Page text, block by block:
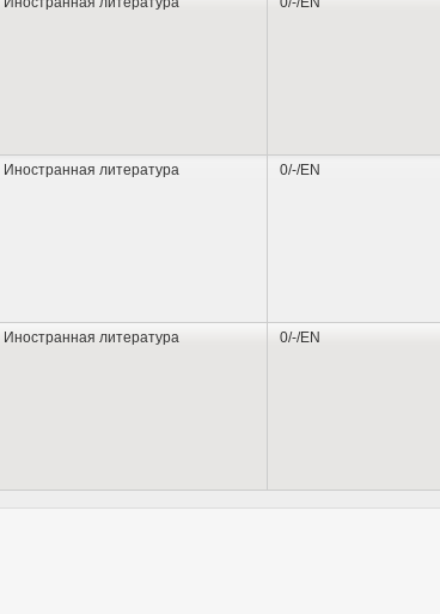
Иностранная литература 0/-/EN
Иностранная литература 0/-/EN